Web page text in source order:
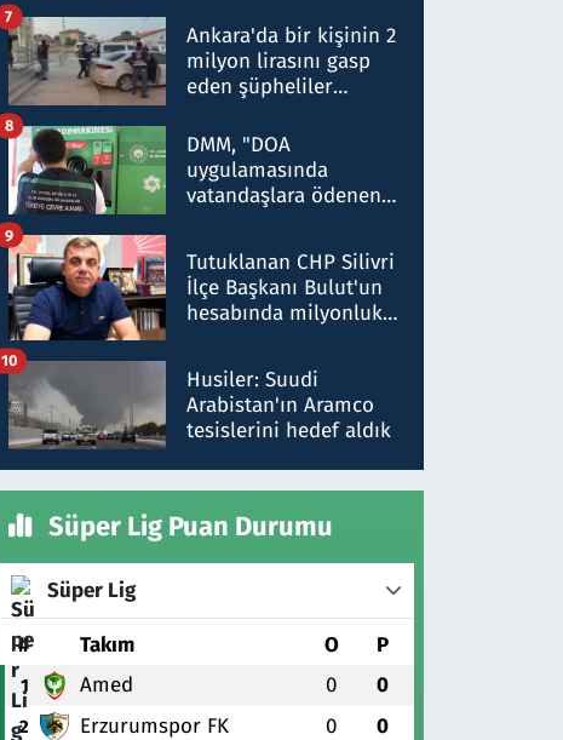
ifadelerinden ortaya
çıkan tablo şok etti
Ankara'da bir kişinin 2
milyon lirasını gasp
eden şüpheliler
7
DMM, "DOA
uygulamasında
vatandaşlara ödenen
düşürüldüğü" iddiasını
yalanladı
8
Tutuklanan CHP Silivri
İlçe Başkanı Bulut'un
hesabında milyonluk
talimat verdi, ben
gönderdim
9
Husiler: Suudi
Arabistan'ın Aramco
tesislerini hedef aldık
10
Süper Lig Puan Durumu
Süper Lig
# Takım O P
1 Amed 0 0
2 Erzurumspor FK 0 0